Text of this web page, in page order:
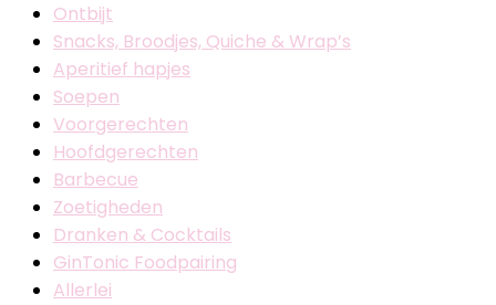
Ontbijt
Snacks, Broodjes, Quiche & Wrap’s
Aperitief hapjes
Soepen
Voorgerechten
Hoofdgerechten
Barbecue
Zoetigheden
Dranken & Cocktails
GinTonic Foodpairing
Allerlei